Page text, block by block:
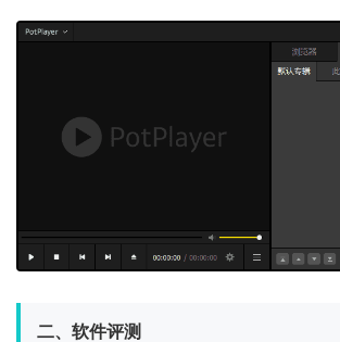
二、软件评测